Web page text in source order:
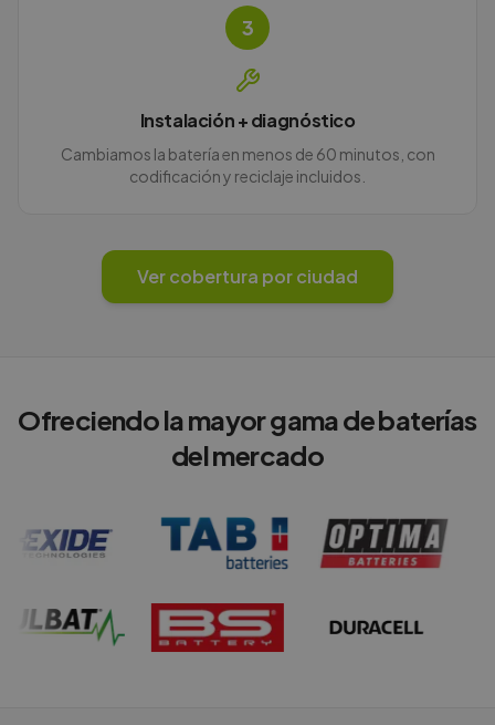
3
Instalación + diagnóstico
Cambiamos la batería en menos de 60 minutos, con
codificación y reciclaje incluidos.
Ver cobertura por ciudad
Ofreciendo la mayor gama de baterías
del mercado